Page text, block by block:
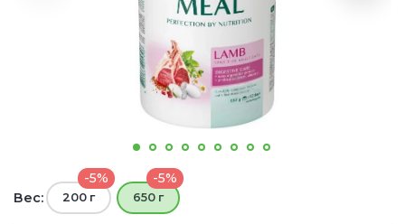
Вес:
-5%
200 г
-5%
650 г